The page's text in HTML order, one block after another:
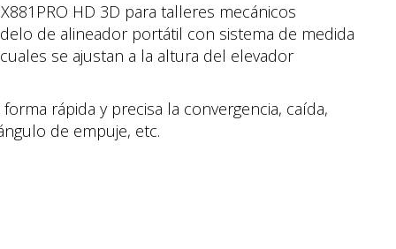
HD 3D para talleres mecánicos
de alineador portátil con sistema de medida
se ajustan a la altura del elevador
rápida y precisa la convergencia, caída,
de empuje, etc.